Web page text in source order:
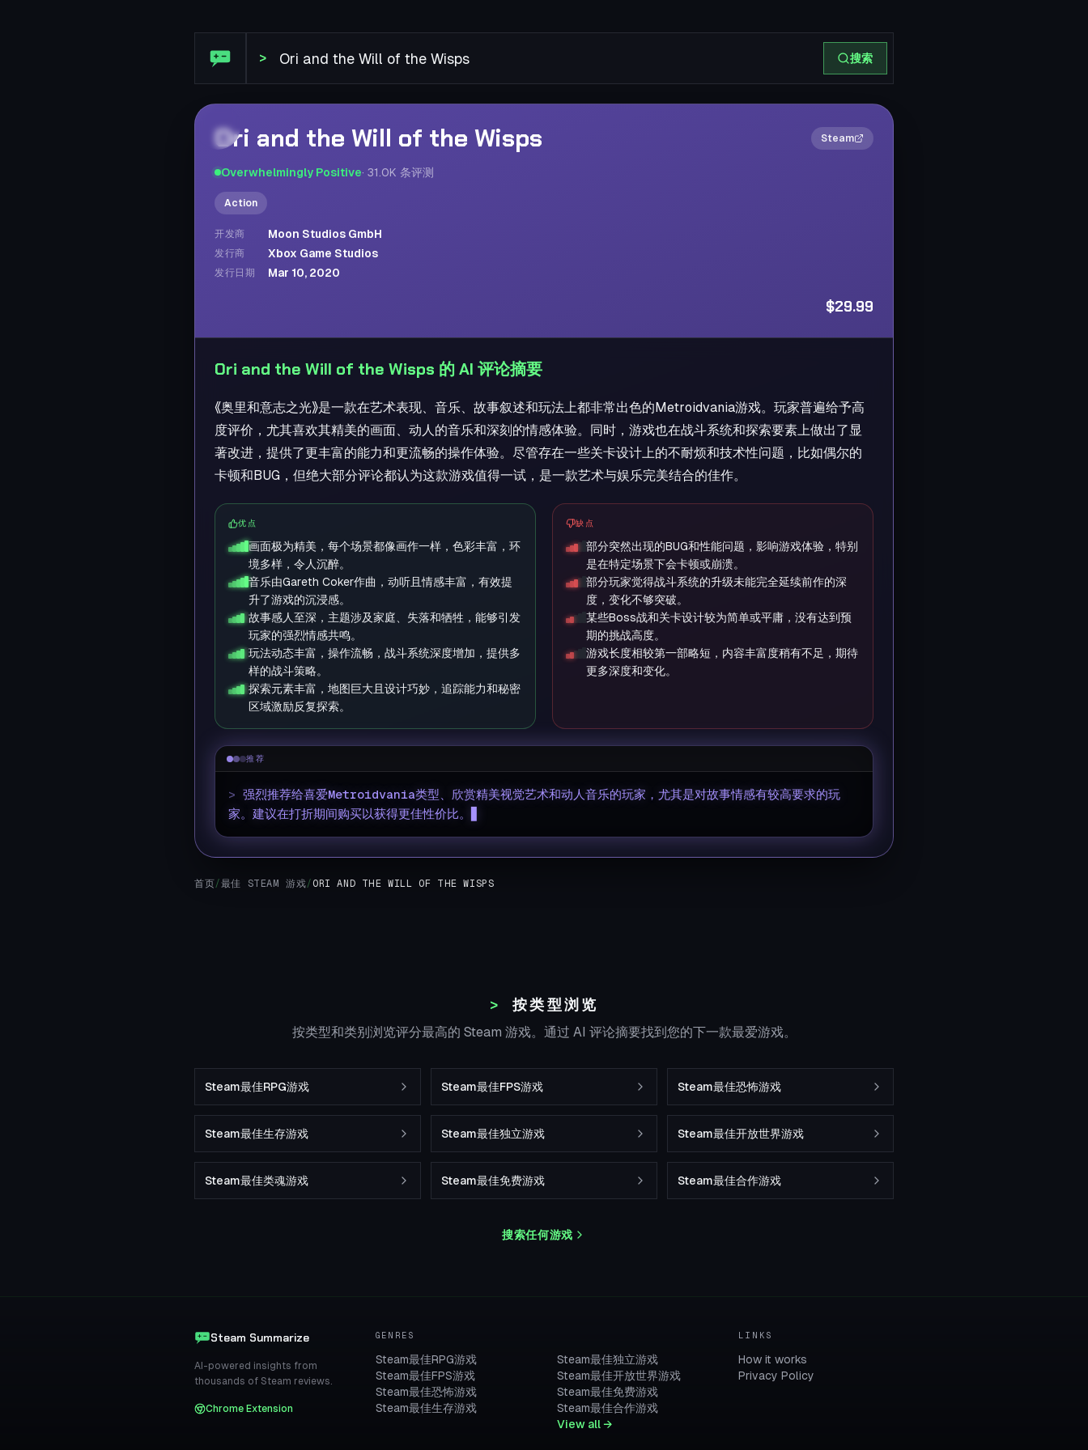
> 搜索
2×
Ori and the Will of the Wisps Steam
Overwhelmingly Positive· 31.0K 条评测
Action
开发商 Moon Studios GmbH
发行商 Xbox Game Studios
发行日期 Mar 10, 2020
$29.99
Ori and the Will of the Wisps 的 AI 评论摘要
《奥里和意志之光》是一款在艺术表现、音乐、故事叙述和玩法上都非常出色的Metroidvania游戏。玩家普遍给予高
度评价，尤其喜欢其精美的画面、动人的音乐和深刻的情感体验。同时，游戏也在战斗系统和探索要素上做出了显
著改进，提供了更丰富的能力和更流畅的操作体验。尽管存在一些关卡设计上的不耐烦和技术性问题，比如偶尔的
卡顿和BUG，但绝大部分评论都认为这款游戏值得一试，是一款艺术与娱乐完美结合的佳作。
优点
画面极为精美，每个场景都像画作一样，色彩丰富，环
境多样，令人沉醉。
音乐由Gareth Coker作曲，动听且情感丰富，有效提
升了游戏的沉浸感。
故事感人至深，主题涉及家庭、失落和牺牲，能够引发
玩家的强烈情感共鸣。
玩法动态丰富，操作流畅，战斗系统深度增加，提供多
样的战斗策略。
探索元素丰富，地图巨大且设计巧妙，追踪能力和秘密
区域激励反复探索。
缺点
部分突然出现的BUG和性能问题，影响游戏体验，特别
是在特定场景下会卡顿或崩溃。
部分玩家觉得战斗系统的升级未能完全延续前作的深
度，变化不够突破。
某些Boss战和关卡设计较为简单或平庸，没有达到预
期的挑战高度。
游戏长度相较第一部略短，内容丰富度稍有不足，期待
更多深度和变化。
推荐
> 强烈推荐给喜爱Metroidvania类型、欣赏精美视觉艺术和动人音乐的玩家，尤其是对故事情感有较高要求的玩
家。建议在打折期间购买以获得更佳性价比。
首页/最佳 STEAM 游戏/ ORI AND THE WILL OF THE WISPS
按类型浏览
按类型和类别浏览评分最高的 Steam 游戏。通过 AI 评论摘要找到您的下一款最爱游戏。
Steam最佳RPG游戏 Steam最佳FPS游戏 Steam最佳恐怖游戏
Steam最佳生存游戏 Steam最佳独立游戏 Steam最佳开放世界游戏
Steam最佳类魂游戏 Steam最佳免费游戏 Steam最佳合作游戏
搜索任何游戏
Steam Summarize
AI-powered insights from
thousands of Steam reviews.
Chrome Extension
GENRES
Steam最佳RPG游戏
Steam最佳FPS游戏
Steam最佳恐怖游戏
Steam最佳生存游戏
Steam最佳独立游戏
Steam最佳开放世界游戏
Steam最佳免费游戏
Steam最佳合作游戏
View all →
LINKS
How it works
Privacy Policy